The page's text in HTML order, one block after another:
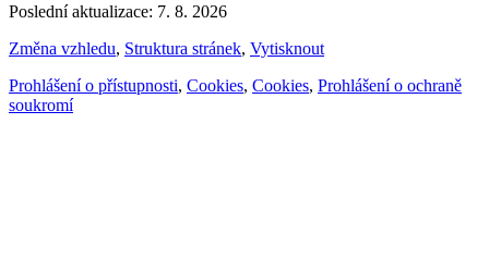
Poslední aktualizace: 7. 8. 2026
Změna vzhledu, Struktura stránek, Vytisknout
Prohlášení o přístupnosti, Cookies, Cookies, Prohlášení o ochraně
soukromí